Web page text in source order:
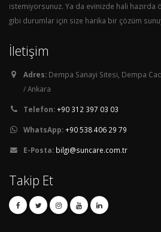
istemiyorsunuz. Ya da evinizde hali hazırda
gibi durumlar için size harika bir çözüm
İletişim
Adres: Dempa Sanayi Sitesi, Dempa
/ Ankara
Telefon:+90 312 397 03 03
WhatsApp:+90 538 406 29 79
E-Posta: bilgi@suncare.com.tr
Takip Et